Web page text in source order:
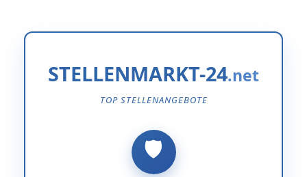
STELLENMARKT-24
TOP STELLENANGEBOTE